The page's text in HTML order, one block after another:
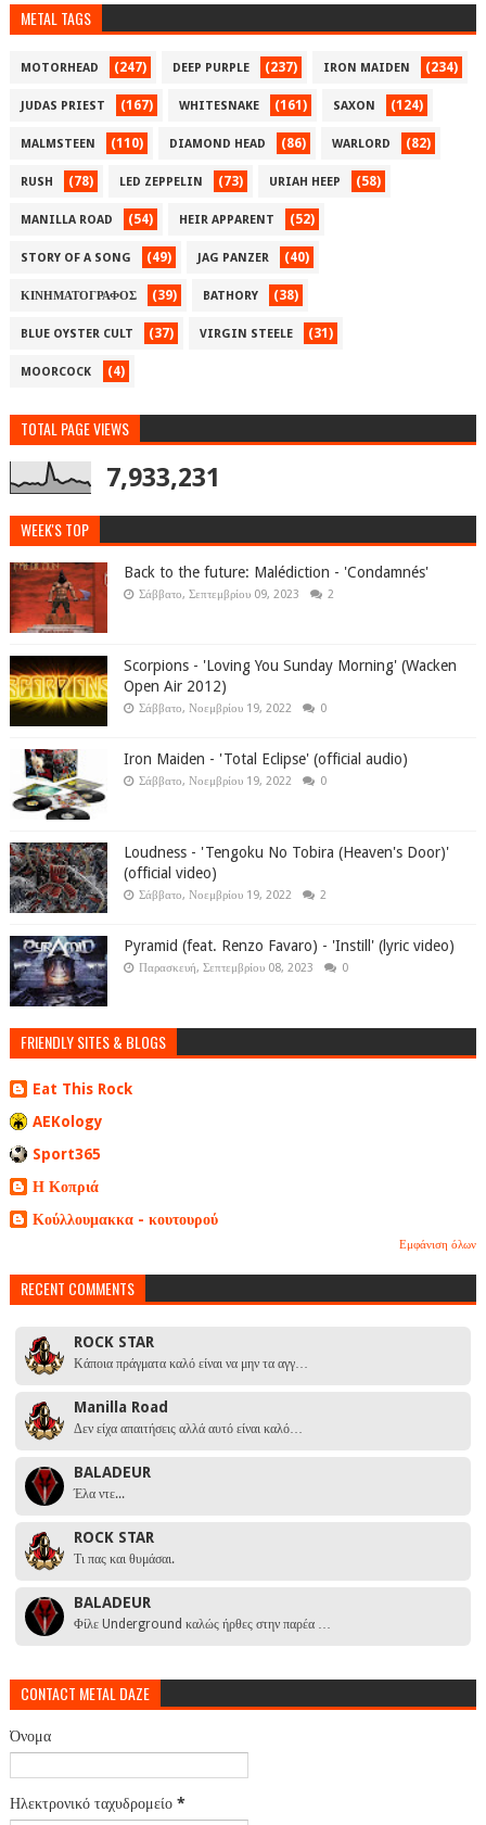
METAL TAGS
MOTORHEAD (247) DEEP PURPLE (237) IRON MAIDEN (234)
JUDAS PRIEST (167) WHITESNAKE (161) SAXON (124)
MALMSTEEN (110) DIAMOND HEAD (86) WARLORD (82)
RUSH (78) LED ZEPPELIN (73) URIAH HEEP (58)
MANILLA ROAD (54) HEIR APPARENT (52)
STORY OF A SONG (49) JAG PANZER (40)
ΚΙΝΗΜΑΤΟΓΡΑΦΟΣ (39) BATHORY (38)
BLUE OYSTER CULT (37) VIRGIN STEELE (31)
MOORCOCK (4)
TOTAL PAGE VIEWS
7,933,231
WEEK'S TOP
Back to the future: Malédiction - 'Condamnés'
Σάββατο, Σεπτεμβρίου 09, 2023 2
Scorpions - 'Loving You Sunday Morning' (Wacken
Open Air 2012)
Σάββατο, Νοεμβρίου 19, 2022 0
Iron Maiden - 'Total Eclipse' (official audio)
Σάββατο, Νοεμβρίου 19, 2022 0
Loudness - 'Tengoku No Tobira (Heaven's Door)'
(official video)
Σάββατο, Νοεμβρίου 19, 2022 2
Pyramid (feat. Renzo Favaro) - 'Instill' (lyric video)
Παρασκευή, Σεπτεμβρίου 08, 2023 0
FRIENDLY SITES & BLOGS
Eat This Rock
AEKology
Sport365
Η Κοπριά
Κούλλουμακκα - κουτουρού
Εμφάνιση όλων
RECENT COMMENTS
ROCK STAR
Κάποια πράγματα καλό είναι να μην τα αγγ…
Manilla Road
Δεν είχα απαιτήσεις αλλά αυτό είναι καλό…
BALADEUR
Έλα ντε...
ROCK STAR
Τι πας και θυμάσαι.
BALADEUR
Φίλε Underground καλώς ήρθες στην παρέα …
CONTACT METAL DAZE
Όνομα
Ηλεκτρονικό ταχυδρομείο *